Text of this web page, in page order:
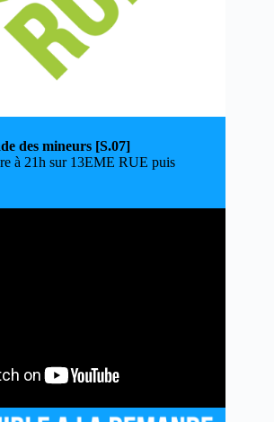
des mineurs [S.07]
à 21h sur 13EME RUE puis